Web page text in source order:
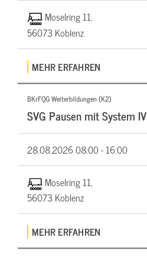
Moselring 11,
56073 Koblenz
MEHR ERFAHREN
BKrFQG Weiterbildungen (K2)
SVG Pausen mit System IV
28.08.202608:00 - 16:00
Moselring 11,
56073 Koblenz
MEHR ERFAHREN